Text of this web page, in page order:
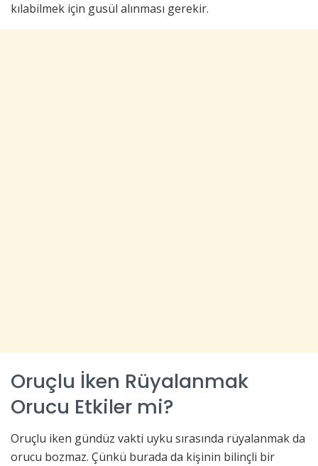
kılabilmek için gusül alınması gerekir.
Oruçlu İken Rüyalanmak
Orucu Etkiler mi?
Oruçlu iken gündüz vakti uyku sırasında rüyalanmak da
orucu bozmaz. Çünkü burada da kişinin bilinçli bir